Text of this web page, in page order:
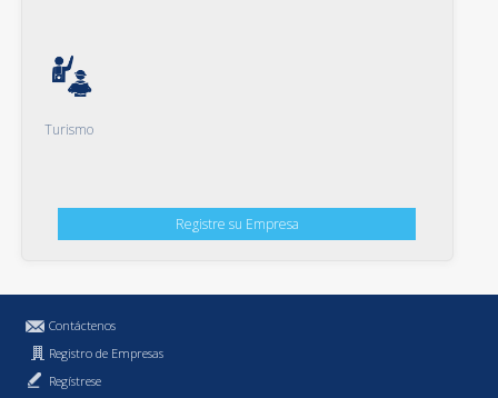
Turismo
Registre su Empresa
Contáctenos
Registro de Empresas
Regístrese